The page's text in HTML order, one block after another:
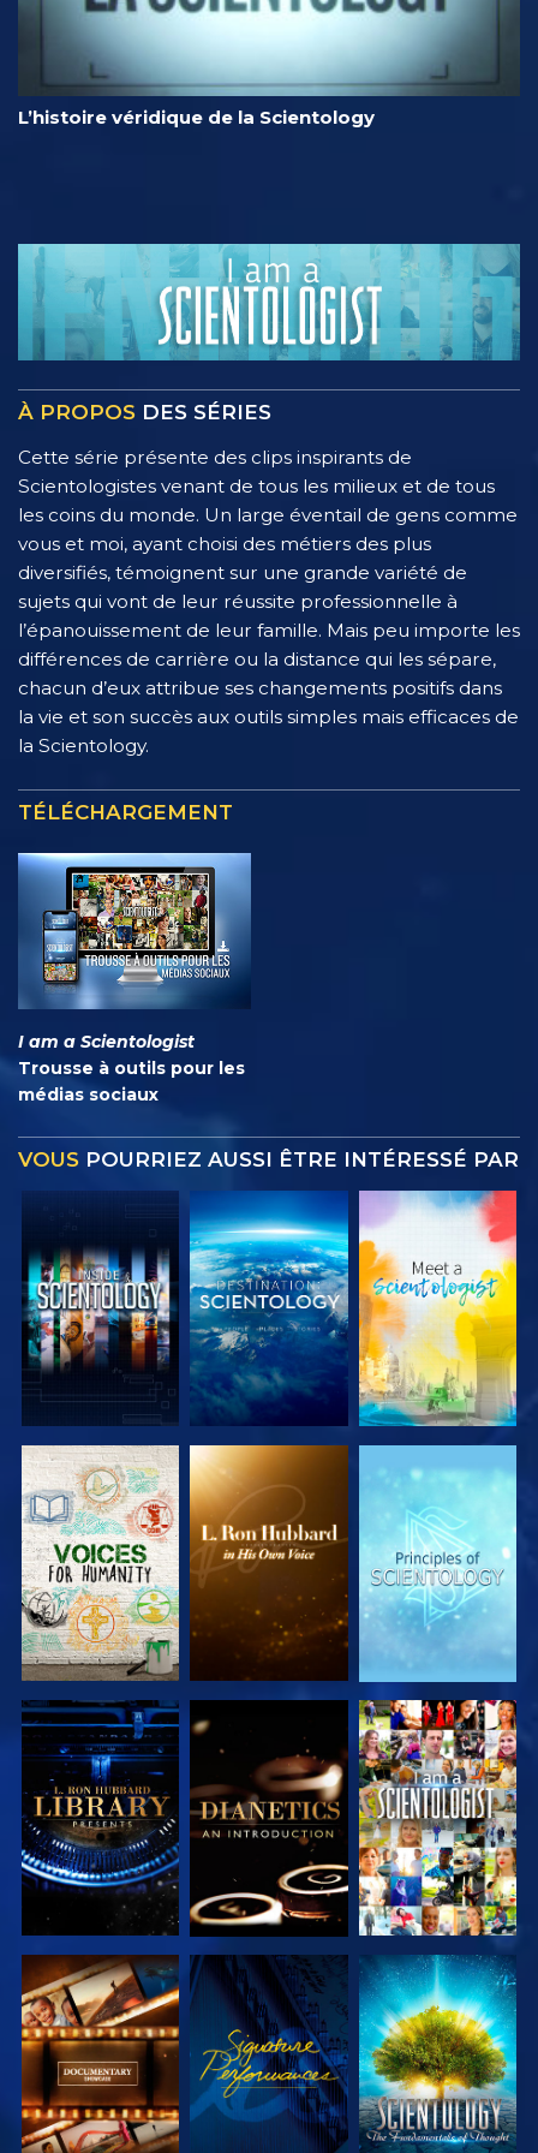
L’histoire véridique de la Scientology
À PROPOS DES SÉRIES
Cette série présente des clips inspirants de
Scientologistes venant de tous les milieux et de tous
les coins du monde. Un large éventail de gens comme
vous et moi, ayant choisi des métiers des plus
diversifiés, témoignent sur une grande variété de
sujets qui vont de leur réussite professionnelle à
l’épanouissement de leur famille. Mais peu importe les
différences de carrière ou la distance qui les sépare,
chacun d’eux attribue ses changements positifs dans
la vie et son succès aux outils simples mais efficaces de
la Scientology.
TÉLÉCHARGEMENT
I am a Scientologist
Trousse à outils pour les
médias sociaux
VOUS POURRIEZ AUSSI ÊTRE INTÉRESSÉ PAR
DÉCOUVRIR
LES SÉRIES
DÉCOUVRIR
LES SÉRIES
DÉCOUVRIR
LES SÉRIES
DÉCOUVRIR
LES SÉRIES
DÉCOUVRIR
LES SÉRIES
REGARDER
DÉCOUVRIR
LES SÉRIES
REGARDER
DÉCOUVRIR
LES SÉRIES